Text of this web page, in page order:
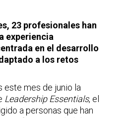
23 profesionales han
experiencia
en el desarrollo
a los retos
este mes de junio la
Leadership Essentials, el
a personas que han